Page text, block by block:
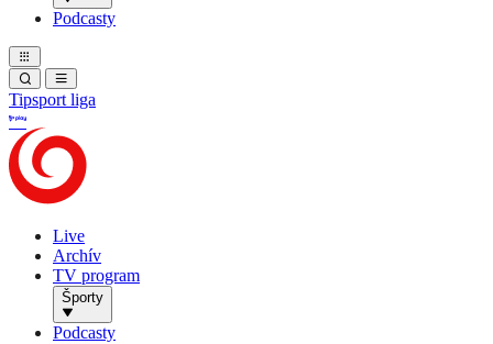
Podcasty
Tipsport liga
Live
Archív
TV program
Športy
Podcasty